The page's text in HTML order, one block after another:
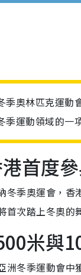
季奧林匹克運
季運動領域的一
首度
冬季奧運會，
首次踏上冬奧的
米與
洲冬季運動會